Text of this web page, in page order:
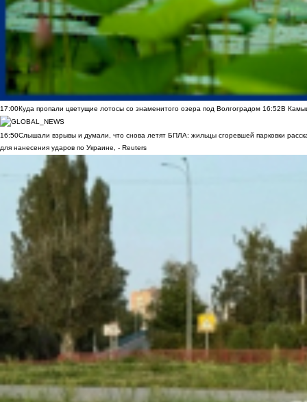
17:00Куда пропали цветущие лотосы со знаменитого озера под Волгоградом 16:52В
16:50Слышали взрывы и думали, что снова летят БПЛА: жильцы сгоревшей парковки
для нанесения ударов по Украине, - Reuters